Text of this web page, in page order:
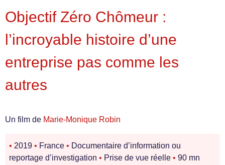
Objectif Zéro Chômeur :
l’incroyable histoire d’une
entreprise pas comme les
autres
Un film de Marie-Monique Robin
• 2019 • France • Documentaire d’information ou
reportage d’investigation • Prise de vue réelle • 90 mn